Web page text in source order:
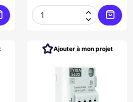
au panier


Ajouter à mon projet